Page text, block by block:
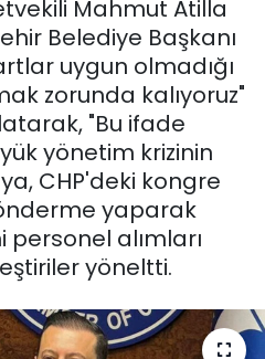
Mahmut Atilla
Belediye Başkanı
uygun olmadığı
zorunda kalıyoruz"
"Bu ifade
yönetim krizinin
CHP'deki kongre
yaparak
alımları
yöneltti.